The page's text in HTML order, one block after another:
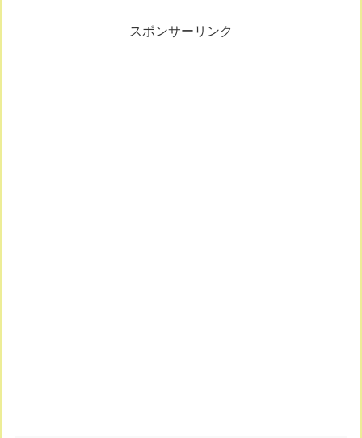
スポンサーリンク